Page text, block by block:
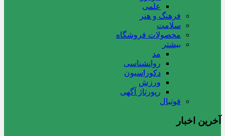
علمی
فرهنگ و هنر
سلامت
محصولات فروشگاه
بیشتر
مد
روانشناسی
دکوراسیون
ورزش
رپورتاژ آگهی
فوتبال
آخرین اخبار